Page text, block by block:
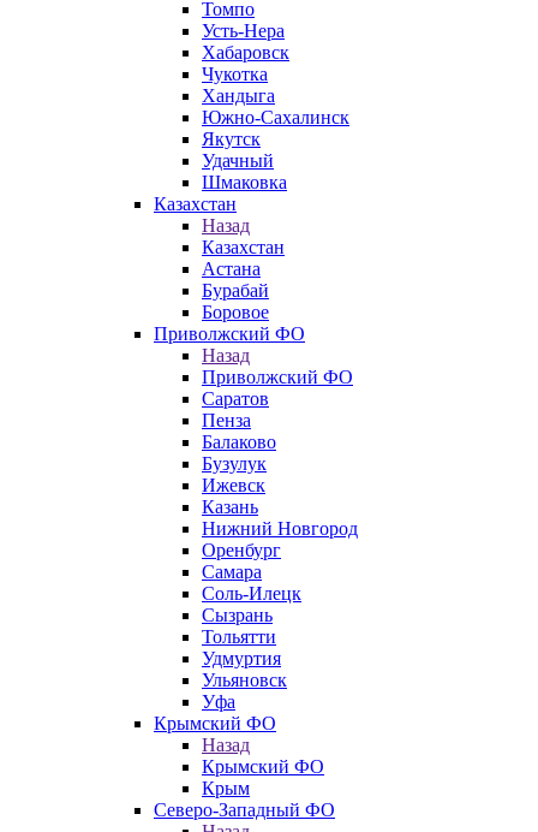
Томпо
Усть-Нера
Хабаровск
Чукотка
Хандыга
Южно-Сахалинск
Якутск
Удачный
Шмаковка
Казахстан
Назад
Казахстан
Астана
Бурабай
Боровое
Приволжский ФО
Назад
Приволжский ФО
Саратов
Пенза
Балаково
Бузулук
Ижевск
Казань
Нижний Новгород
Оренбург
Самара
Соль-Илецк
Сызрань
Тольятти
Удмуртия
Ульяновск
Уфа
Крымский ФО
Назад
Крымский ФО
Крым
Северо-Западный ФО